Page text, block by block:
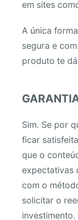
em sites
A única
segura e
produto te
Sim. Se por
ficar
que o
expectativas
com o
solicitar o